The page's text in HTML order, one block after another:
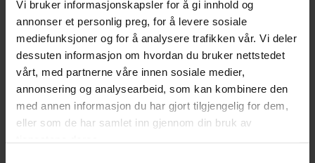
Vi bruker informasjonskapsler for å gi innhold og
annonser et personlig preg, for å levere sosiale
mediefunksjoner og for å analysere trafikken vår. Vi deler
dessuten informasjon om hvordan du bruker nettstedet
vårt, med partnerne våre innen sosiale medier,
annonsering og analysearbeid, som kan kombinere den
med annen informasjon du har gjort tilgjengelig for dem,
eller som de har samlet inn gjennom din bruk av